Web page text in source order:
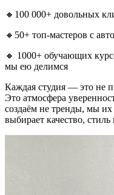
🔸100 000+ довольных
🔸50+ топ-мастеров с
🔸 1000+ обучающих
мы ею делимся
Каждая студия — это не
Это атмосфера
создаём не тренды, мы их
выбирает качество, стиль